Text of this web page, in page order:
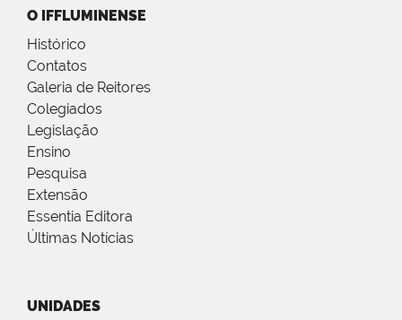
O IFFLUMINENSE
Histórico
Contatos
Galeria de Reitores
Colegiados
Legislação
Ensino
Pesquisa
Extensão
Essentia Editora
Últimas Notícias
UNIDADES